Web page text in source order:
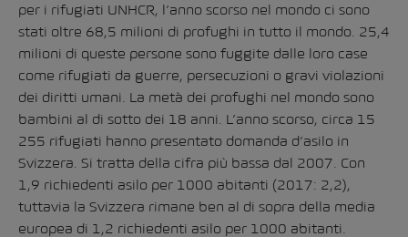
per i rifugiati UNHCR, l’anno scorso nel mondo ci sono
stati oltre 68,5 milioni di profughi in tutto il mondo. 25,4
milioni di queste persone sono fuggite dalle loro case
come rifugiati da guerre, persecuzioni o gravi violazioni
dei diritti umani. La metà dei profughi nel mondo sono
bambini al di sotto dei 18 anni. L’anno scorso, circa 15
255 rifugiati hanno presentato domanda d’asilo in
Svizzera. Si tratta della cifra più bassa dal 2007. Con
1,9 richiedenti asilo per 1000 abitanti (2017: 2,2),
tuttavia la Svizzera rimane ben al di sopra della media
europea di 1,2 richiedenti asilo per 1000 abitanti.